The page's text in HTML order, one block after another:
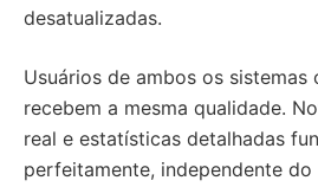
desatualizadas.
Usuários de ambos os sistemas
recebem a mesma qualidade.
real e estatísticas detalhadas
perfeitamente, independente